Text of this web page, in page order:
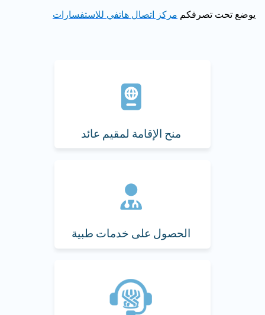
يوضع تحت تصرفكممركز اتصال هاتفي للاستفسارات
منح الإقامة لمقيم عائد
الحصول على خدمات طبية